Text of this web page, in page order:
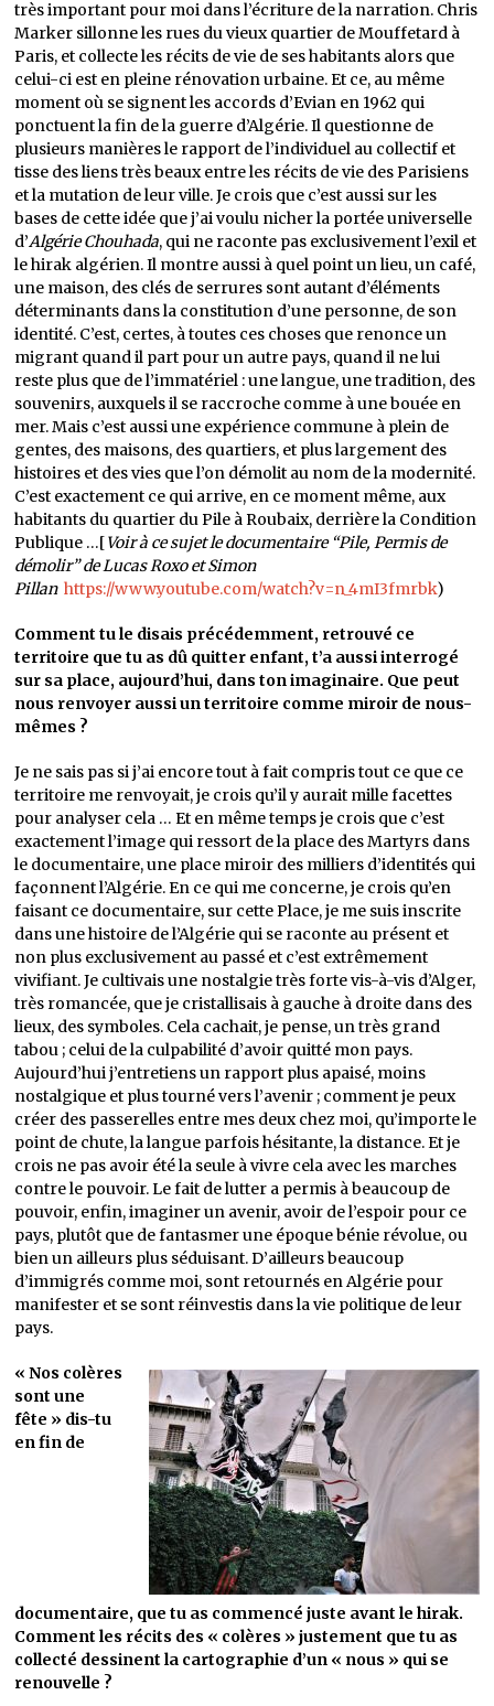
très important pour moi dans l’écriture de la narration. Chris
Marker sillonne les rues du vieux quartier de Mouffetard à
Paris, et collecte les récits de vie de ses habitants alors que
celui-ci est en pleine rénovation urbaine. Et ce, au même
moment où se signent les accords d’Evian en 1962 qui
ponctuent la fin de la guerre d’Algérie. Il questionne de
plusieurs manières le rapport de l’individuel au collectif et
tisse des liens très beaux entre les récits de vie des Parisiens
et la mutation de leur ville. Je crois que c’est aussi sur les
bases de cette idée que j’ai voulu nicher la portée universelle
d’Algérie Chouhada, qui ne raconte pas exclusivement l’exil et
le hirak algérien. Il montre aussi à quel point un lieu, un café,
une maison, des clés de serrures sont autant d’éléments
déterminants dans la constitution d’une personne, de son
identité. C’est, certes, à toutes ces choses que renonce un
migrant quand il part pour un autre pays, quand il ne lui
reste plus que de l’immatériel : une langue, une tradition, des
souvenirs, auxquels il se raccroche comme à une bouée en
mer. Mais c’est aussi une expérience commune à plein de
gentes, des maisons, des quartiers, et plus largement des
histoires et des vies que l’on démolit au nom de la modernité.
C’est exactement ce qui arrive, en ce moment même, aux
habitants du quartier du Pile à Roubaix, derrière la Condition
Publique …[Voir à ce sujet le documentaire “Pile, Permis de
démolir” de Lucas Roxo et Simon
Pillan https://www.youtube.com/watch?v=n_4mI3fmrbk)
Comment tu le disais précédemment, retrouvé ce
territoire que tu as dû quitter enfant, t’a aussi interrogé
sur sa place, aujourd’hui, dans ton imaginaire. Que peut
nous renvoyer aussi un territoire comme miroir de nous-
mêmes ?
Je ne sais pas si j’ai encore tout à fait compris tout ce que ce
territoire me renvoyait, je crois qu’il y aurait mille facettes
pour analyser cela … Et en même temps je crois que c’est
exactement l’image qui ressort de la place des Martyrs dans
le documentaire, une place miroir des milliers d’identités qui
façonnent l’Algérie. En ce qui me concerne, je crois qu’en
faisant ce documentaire, sur cette Place, je me suis inscrite
dans une histoire de l’Algérie qui se raconte au présent et
non plus exclusivement au passé et c’est extrêmement
vivifiant. Je cultivais une nostalgie très forte vis-à-vis d’Alger,
très romancée, que je cristallisais à gauche à droite dans des
lieux, des symboles. Cela cachait, je pense, un très grand
tabou ; celui de la culpabilité d’avoir quitté mon pays.
Aujourd’hui j’entretiens un rapport plus apaisé, moins
nostalgique et plus tourné vers l’avenir ; comment je peux
créer des passerelles entre mes deux chez moi, qu’importe le
point de chute, la langue parfois hésitante, la distance. Et je
crois ne pas avoir été la seule à vivre cela avec les marches
contre le pouvoir. Le fait de lutter a permis à beaucoup de
pouvoir, enfin, imaginer un avenir, avoir de l’espoir pour ce
pays, plutôt que de fantasmer une époque bénie révolue, ou
bien un ailleurs plus séduisant. D’ailleurs beaucoup
d’immigrés comme moi, sont retournés en Algérie pour
manifester et se sont réinvestis dans la vie politique de leur
pays.
« Nos colères
sont une
fête » dis-tu
en fin de
documentaire, que tu as commencé juste avant le hirak.
Comment les récits des « colères » justement que tu as
collecté dessinent la cartographie d’un « nous » qui se
renouvelle ?